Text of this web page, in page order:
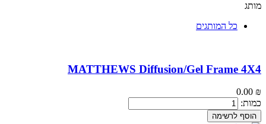
מותג
כל המותגים
MATTHEWS Diffusion/Gel Frame 4X4
0.00 ₪
כמות:
הוסף לרשימה